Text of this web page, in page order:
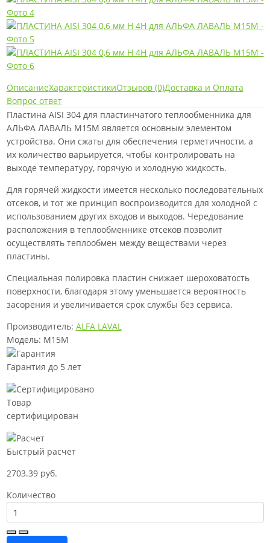
ОписаниеХарактеристикиОтзывов (0)Доставка и Оплата
Вопрос ответ
Пластина AISI 304 для пластинчатого теплообменника для
АЛЬФА ЛАВАЛЬ M15M является основным элементом
устройства. Они сжаты для обеспечения герметичности, а
их количество варьируется, чтобы контролировать на
выходе температуру, горячую и холодную жидкость.
Для горячей жидкости имеется несколько последовательных
отсеков, и тот же принцип воспроизводится для холодной с
использованием других входов и выходов. Чередование
расположения в теплообменнике отсеков позволит
осуществлять теплообмен между веществами через
пластины.
Специальная полировка пластин снижает шероховатость
поверхности, благодаря этому уменьшается вероятность
засорения и увеличивается срок службы без сервиса.
Производитель: ALFA LAVAL
Модель: M15M
Гарантия до 5 лет
Товар
сертифицирован
Быстрый расчет
2703.39 руб.
Количество